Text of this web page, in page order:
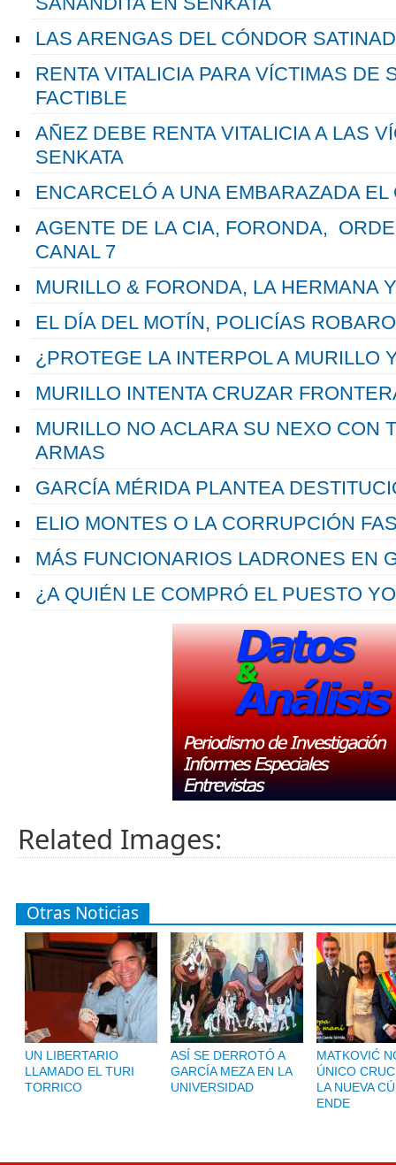
LAS ARENGAS DEL CÓNDOR
RENTA VITALICIA PARA VÍCTIMAS DE
FACTIBLE
AÑEZ DEBE RENTA VITALICIA A LAS
SENKATA
ENCARCELÓ A UNA EMBARAZADA
AGENTE DE LA CIA, FORONDA,
CANAL 7
MURILLO & FORONDA, LA HERMANA
EL DÍA DEL MOTÍN, POLICÍAS
¿PROTEGE LA INTERPOL A MURILLO
MURILLO INTENTA CRUZAR
MURILLO NO ACLARA SU NEXO CON
ARMAS
GARCÍA MÉRIDA PLANTEA
ELIO MONTES O LA CORRUPCIÓN
MÁS FUNCIONARIOS LADRONES EN
¿A QUIÉN LE COMPRÓ EL PUESTO
Related Images:
Otras Noticias
UN LIBERTARIO
LLAMADO EL TURI
TORRICO
ASÍ SE DERROTÓ A
GARCÍA MEZA EN LA
UNIVERSIDAD
MATKOVIĆ
ÚNICO
LA NUEVA
ENDE